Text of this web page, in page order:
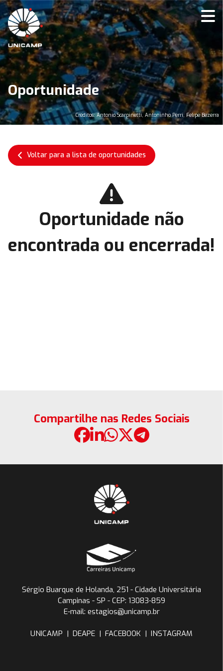
Oportunidade
Créditos: Antonio Scarpinetti, Antoninho Perri, Felipe Bezerra
Voltar para a lista de oportunidades
Oportunidade não
encontrada ou encerrada!
Compartilhe nas Redes Sociais
Sérgio Buarque de Holanda, 251 - Cidade Universitária
Campinas - SP - CEP: 13083-859
E-mail: estagios@unicamp.br
UNICAMP | DEAPE | FACEBOOK | INSTAGRAM